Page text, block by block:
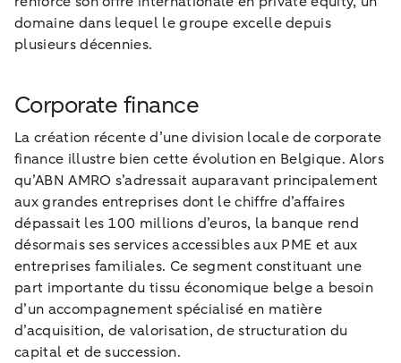
domaine dans lequel le groupe excelle depuis
plusieurs décennies.
Corporate finance
La création récente d’une division locale de corporate
finance illustre bien cette évolution en Belgique. Alors
qu’ABN AMRO s’adressait auparavant principalement
aux grandes entreprises dont le chiffre d’affaires
dépassait les 100 millions d’euros, la banque rend
désormais ses services accessibles aux PME et aux
entreprises familiales. Ce segment constituant une
part importante du tissu économique belge a besoin
d’un accompagnement spécialisé en matière
d’acquisition, de valorisation, de structuration du
capital et de succession.